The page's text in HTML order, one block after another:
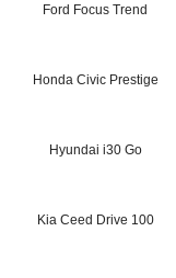
Ford Focus Trend
Honda Civic Prestige
Hyundai i30 Go
Kia Ceed Drive 100